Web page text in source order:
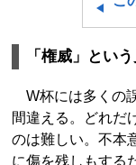
「権威」とい
W杯には多くの
間違える。どれだ
のは難しい。不本
に傷を残しもする